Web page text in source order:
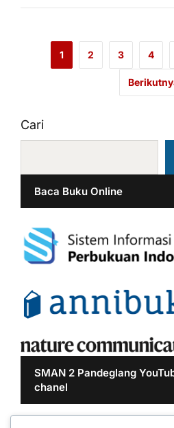
1 2 3 4
Cari
Baca Buku Online
SMAN 2 Pandeglang
chanel